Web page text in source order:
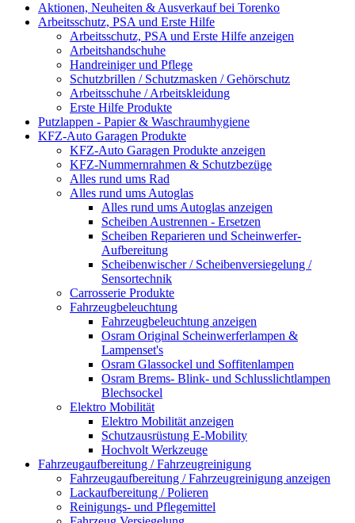
Aktionen, Neuheiten & Ausverkauf bei Torenko
Arbeitsschutz, PSA und Erste Hilfe
Arbeitsschutz, PSA und Erste Hilfe anzeigen
Arbeitshandschuhe
Handreiniger und Pflege
Schutzbrillen / Schutzmasken / Gehörschutz
Arbeitsschuhe / Arbeitskleidung
Erste Hilfe Produkte
Putzlappen - Papier & Waschraumhygiene
KFZ-Auto Garagen Produkte
KFZ-Auto Garagen Produkte anzeigen
KFZ-Nummernrahmen & Schutzbezüge
Alles rund ums Rad
Alles rund ums Autoglas
Alles rund ums Autoglas anzeigen
Scheiben Austrennen - Ersetzen
Scheiben Reparieren und Scheinwerfer-
Aufbereitung
Scheibenwischer / Scheibenversiegelung /
Sensortechnik
Carrosserie Produkte
Fahrzeugbeleuchtung
Fahrzeugbeleuchtung anzeigen
Osram Original Scheinwerferlampen &
Lampenset's
Osram Glassockel und Soffitenlampen
Osram Brems- Blink- und Schlusslichtlampen
Blechsockel
Elektro Mobilität
Elektro Mobilität anzeigen
Schutzausrüstung E-Mobility
Hochvolt Werkzeuge
Fahrzeugaufbereitung / Fahrzeugreinigung
Fahrzeugaufbereitung / Fahrzeugreinigung anzeigen
Lackaufbereitung / Polieren
Reinigungs- und Pflegemittel